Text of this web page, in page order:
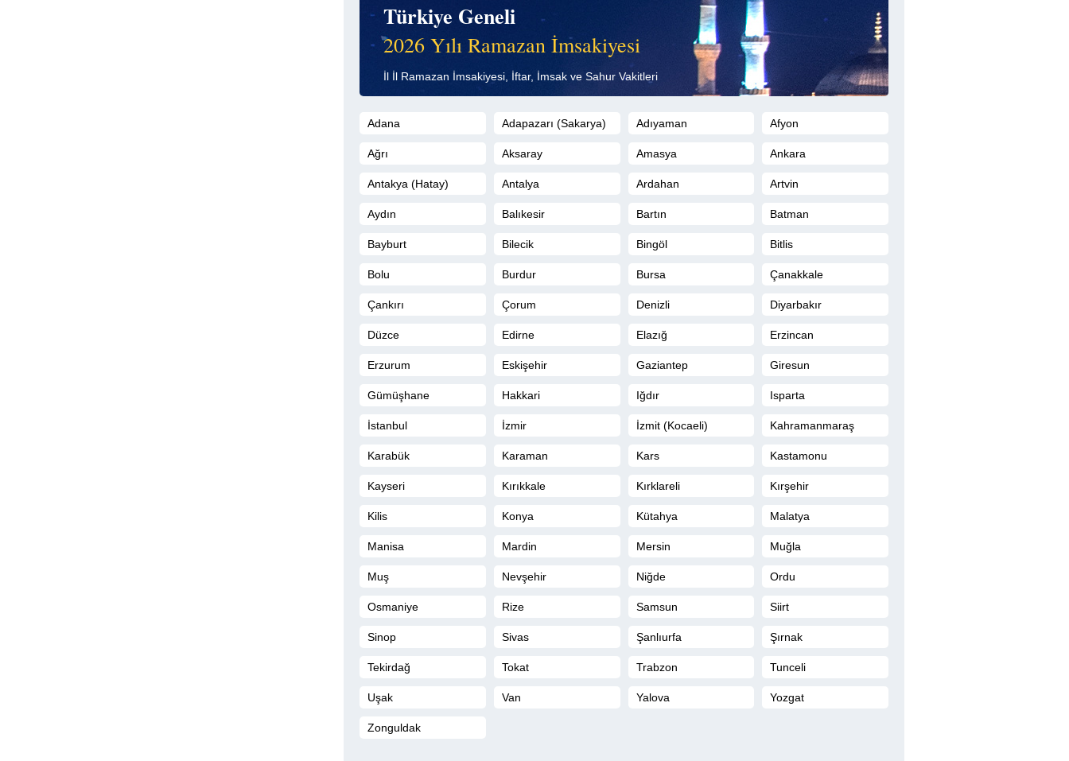
Türkiye Geneli
2026 Yılı Ramazan İmsakiyesi
İl İl Ramazan İmsakiyesi, İftar, İmsak ve Sahur Vakitleri
Adana Adapazarı (Sakarya) Adıyaman Afyon
Ağrı Aksaray Amasya Ankara
Antakya (Hatay) Antalya Ardahan Artvin
Aydın Balıkesir Bartın Batman
Bayburt Bilecik Bingöl Bitlis
Bolu Burdur Bursa Çanakkale
Çankırı Çorum Denizli Diyarbakır
Düzce Edirne Elazığ Erzincan
Erzurum Eskişehir Gaziantep Giresun
Gümüşhane Hakkari Iğdır Isparta
İstanbul İzmir İzmit (Kocaeli) Kahramanmaraş
Karabük Karaman Kars Kastamonu
Kayseri Kırıkkale Kırklareli Kırşehir
Kilis Konya Kütahya Malatya
Manisa Mardin Mersin Muğla
Muş Nevşehir Niğde Ordu
Osmaniye Rize Samsun Siirt
Sinop Sivas Şanlıurfa Şırnak
Tekirdağ Tokat Trabzon Tunceli
Uşak Van Yalova Yozgat
Zonguldak